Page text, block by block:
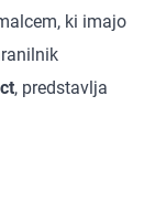
ki imajo
, predstavlja